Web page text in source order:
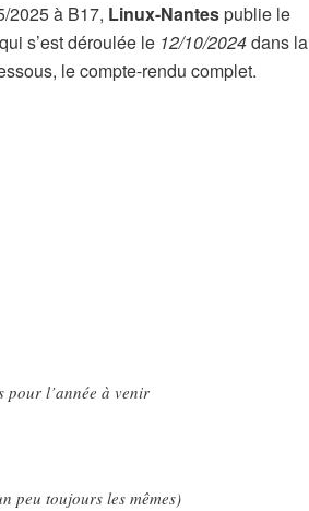
2025 à B17, Linux-Nantespublie le
s’est déroulée le 12/10/2024dans la
le compte-rendu complet.
pour l’année à venir
peu toujours les mêmes)